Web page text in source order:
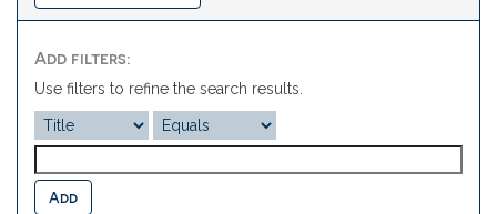
Add filters:
Use filters to refine the search results.